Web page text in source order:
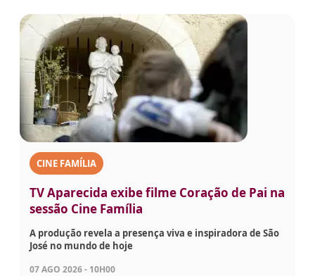
CINE FAMÍLIA
TV Aparecida exibe filme Coração de Pai na
sessão Cine Família
A produção revela a presença viva e inspiradora de São
José no mundo de hoje
07 AGO 2026 - 10H00